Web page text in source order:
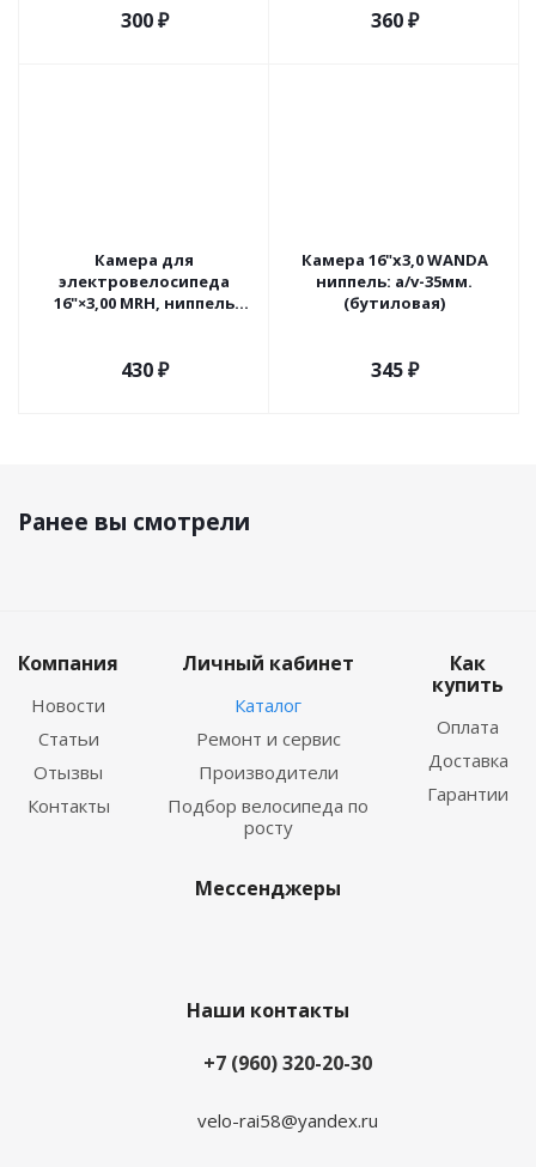
300₽ 360₽
Камера для
электровелосипеда
16"×3,00 MRH, ниппель
430₽
Камера 16"х3,0 WANDA
ниппель: а/v-35мм.
(бутиловая)
345₽
Ранее вы смотрели
Компания
Новости
Статьи
Отызвы
Контакты
Личный кабинет
Каталог
Ремонт и сервис
Производители
Подбор велосипеда по
росту
Как
купить
Оплата
Доставка
Гарантии
Мессенджеры
Наши контакты
+7 (960) 320-20-30
velo-rai58@yandex.ru